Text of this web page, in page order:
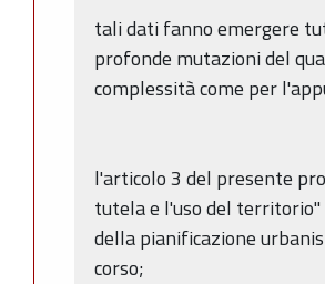
tali dati fanno emergere
profonde mutazioni del
complessità come per
l'articolo 3 del presente
tutela e l'uso del
della pianificazione
corso;